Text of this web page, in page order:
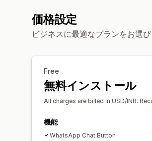
価格設定
ビジネスに最適なプランをお選び
Free
無料インストール
All charges are billed in USD/INR.
機能
WhatsApp Chat Button